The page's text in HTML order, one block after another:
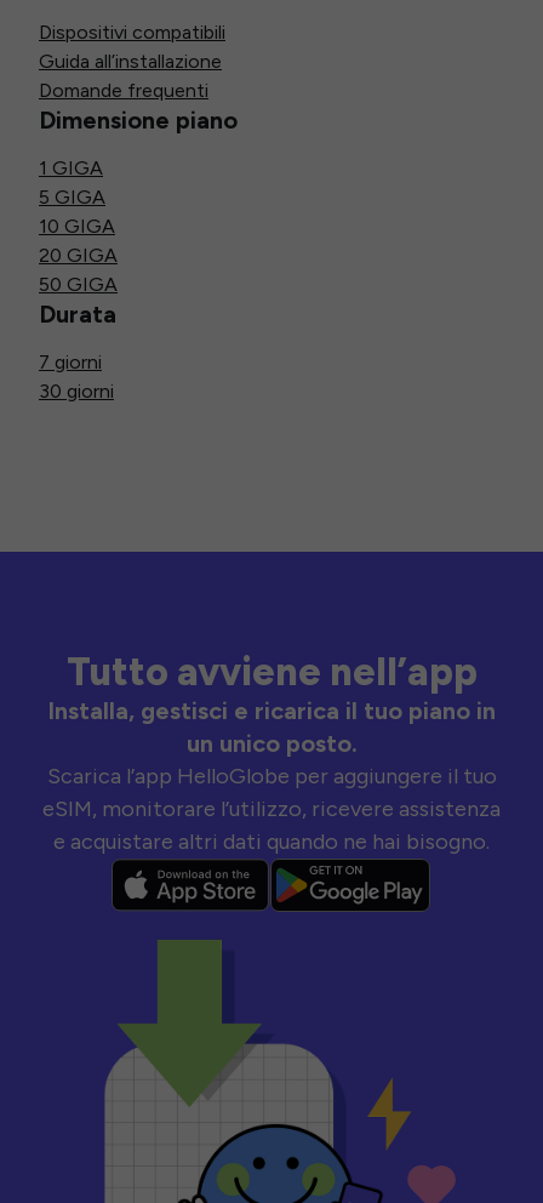
Dispositivi compatibili
Guida all’installazione
Domande frequenti
Dimensione piano
1 GIGA
5 GIGA
10 GIGA
20 GIGA
50 GIGA
Durata
7 giorni
30 giorni
Tutto avviene nell’app
Installa, gestisci e ricarica il tuo piano in
un unico posto.
Scarica l’app HelloGlobe per aggiungere il tuo
eSIM, monitorare l’utilizzo, ricevere assistenza
e acquistare altri dati quando ne hai bisogno.